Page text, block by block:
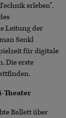
erleben".
Leitung der
Senkl
für digitale
Die erste
Theater
Ballett über